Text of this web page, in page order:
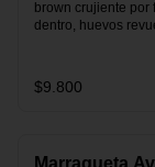
brown crujiente por
dentro, huevos
partir el día en
$9.800
Marraqueta